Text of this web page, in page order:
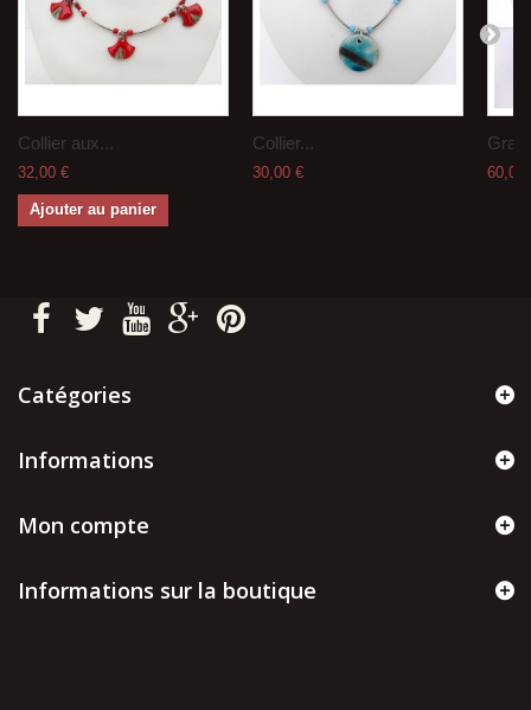
Collier aux...
32,00 €
Ajouter au panier
Collier...
30,00 € 60,00
Catégories
Informations
Mon compte
Informations sur la boutique